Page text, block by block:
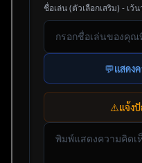
ชื่อเล่น (ตัวเลือกเสริม) - เว้
💬แสดง
⚠️แจ้ง